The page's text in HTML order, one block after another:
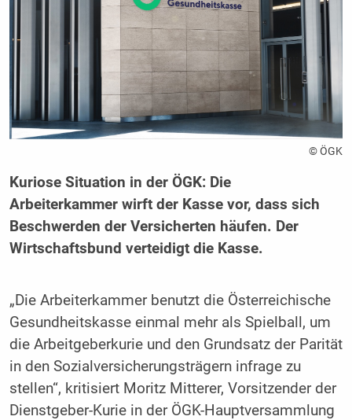
© ÖGK
Kuriose Situation in der ÖGK: Die
Arbeiterkammer wirft der Kasse vor, dass sich
Beschwerden der Versicherten häufen. Der
Wirtschaftsbund verteidigt die Kasse.
„Die Arbeiterkammer benutzt die Österreichische
Gesundheitskasse einmal mehr als Spielball, um
die Arbeitgeberkurie und den Grundsatz der Parität
in den Sozialversicherungsträgern infrage zu
stellen“, kritisiert Moritz Mitterer, Vorsitzender der
Dienstgeber-Kurie in der ÖGK-Hauptversammlung